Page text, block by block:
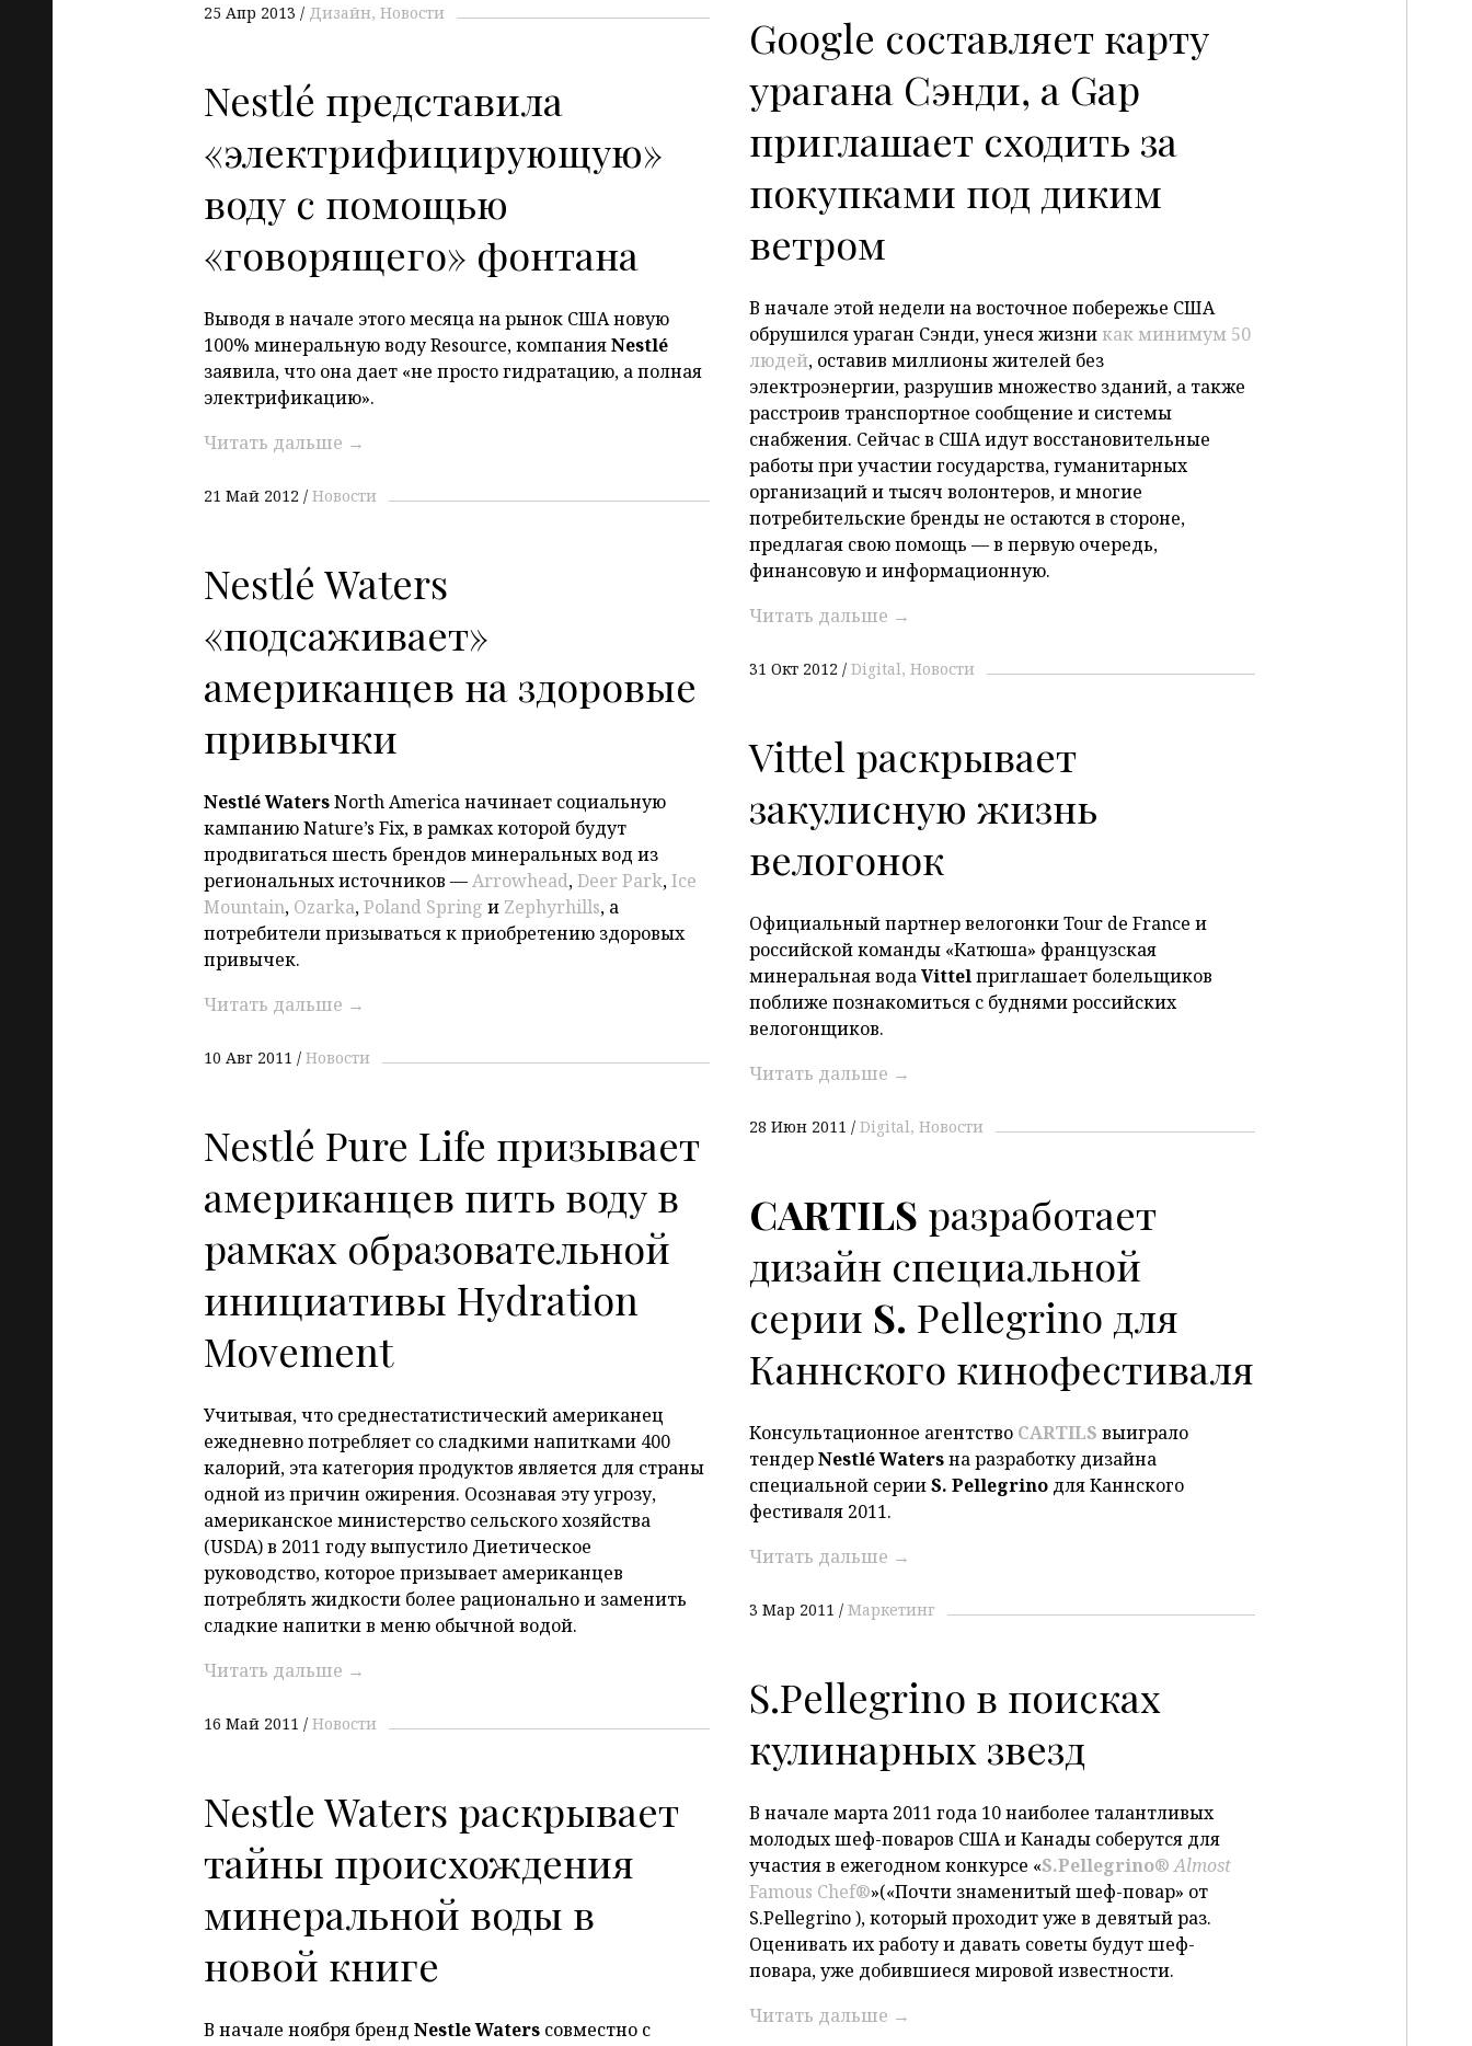
25 Апр 2013 Дизайн Новости
Google составляет карту
урагана Сэнди, а Gap
приглашает сходить за
покупками под диким
ветром
P
В начале этой недели на восточное побережье США
обрушился ураган Сэнди, унеся жизни как минимум 50
людей, оставив миллионы жителей без
электроэнергии, разрушив множество зданий, а также
расстроив транспортное сообщение и системы
снабжения. Сейчас в США идут восстановительные
работы при участии государства, гуманитарных
организаций и тысяч волонтеров, и многие
потребительские бренды не остаются в стороне,
предлагая свою помощь — в первую очередь,
финансовую и информационную.
Читать дальше →
31 Окт 2012 Digital Новости
Nestlé представила
«электрифицирующую»
воду с помощью
«говорящего» фонтана
Выводя в начале этого месяца на рынок США новую
100% минеральную водуResource, компанияNestlé
заявила, что она дает «не просто гидратацию, а полная
электрификацию».
Читать дальше →
21 Май 2012 Новости
Nestlé Waters
«подсаживает»
американцев на здоровые
привычки
NestléWatersNorth America начинает социальную
кампанию Nature’s Fix, в рамках которой будут
продвигаться шесть брендов минеральных вод из
региональных источников —Arrowhead,Deer Park,Ice
Mountain, Ozarka,Poland Spring и Zephyrhills, а
потребители призываться к приобретению здоровых
привычек.
Читать дальше →
10 Авг 2011 Новости
Vittel раскрывает
закулисную жизнь
велогонок
Официальный партнер велогонки Tour de France и
российской команды «Катюша» французская
минеральная водаVittelприглашает болельщиков
поближе познакомиться с буднями российских
велогонщиков.
Читать дальше →
28 Июн 2011 Digital Новости
Nestlé Pure Life призывает
американцев пить воду в
рамках образовательной
инициативы Hydration
Movement
Учитывая, что среднестатистический американец
ежедневно потребляет со сладкими напитками 400
калорий, эта категория продуктов является для страны
одной из причин ожирения. Осознавая эту угрозу,
американское министерство сельского хозяйства
(USDA) в 2011 году выпустило Диетическое
руководство, которое призывает американцев
потреблять жидкости более рационально и заменить
сладкие напитки в меню обычной водой.
Читать дальше →
16 Май 2011 Новости
CARTILS разработает
дизайн специальной
серии S. Pellegrino для
Каннского кинофестиваля
P
Консультационное агентство CARTILS выиграло
тендерNestlé Watersна разработку дизайна
специальной серииS. Pellegrino для Каннского
фестиваля 2011.
Читать дальше →
3 Мар 2011 Маркетинг
S.Pellegrino в поисках
кулинарных звезд
P
В начале марта 2011 года 10 наиболее талантливых
молодых шеф-поваров США и Канады соберутся для
участия в ежегодном конкурсе «S.Pellegrino®Almost
Famous Chef®»(«Почти знаменитый шеф-повар» от
S.Pellegrino ), который проходит уже в девятый раз.
Оценивать их работу и давать советы будут шеф-
повара, уже добившиеся мировой известности.
Читать дальше →
Nestle Waters раскрывает
тайны происхождения
минеральной воды в
новой книге
В начале ноября бренд Nestle Waters совместно с